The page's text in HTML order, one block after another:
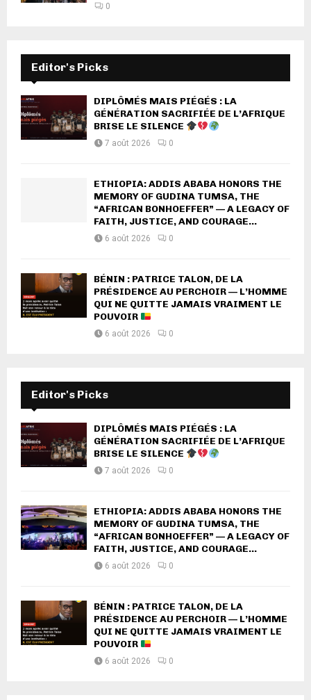
0
Editor's Picks
DIPLÔMÉS MAIS PIÉGÉS : LA
GÉNÉRATION SACRIFIÉE DE L’AFRIQUE
BRISE LE SILENCE
7 août 2026 0
ETHIOPIA: ADDIS ABABA HONORS THE
MEMORY OF GUDINA TUMSA, THE
“AFRICAN BONHOEFFER” — A LEGACY OF
FAITH, JUSTICE, AND COURAGE...
6 août 2026 0
BÉNIN : PATRICE TALON, DE LA
PRÉSIDENCE AU PERCHOIR — L’HOMME
QUI NE QUITTE JAMAIS VRAIMENT LE
POUVOIR
6 août 2026 0
Editor's Picks
DIPLÔMÉS MAIS PIÉGÉS : LA
GÉNÉRATION SACRIFIÉE DE L’AFRIQUE
BRISE LE SILENCE
7 août 2026 0
ETHIOPIA: ADDIS ABABA HONORS THE
MEMORY OF GUDINA TUMSA, THE
“AFRICAN BONHOEFFER” — A LEGACY OF
FAITH, JUSTICE, AND COURAGE...
6 août 2026 0
BÉNIN : PATRICE TALON, DE LA
PRÉSIDENCE AU PERCHOIR — L’HOMME
QUI NE QUITTE JAMAIS VRAIMENT LE
POUVOIR
6 août 2026 0